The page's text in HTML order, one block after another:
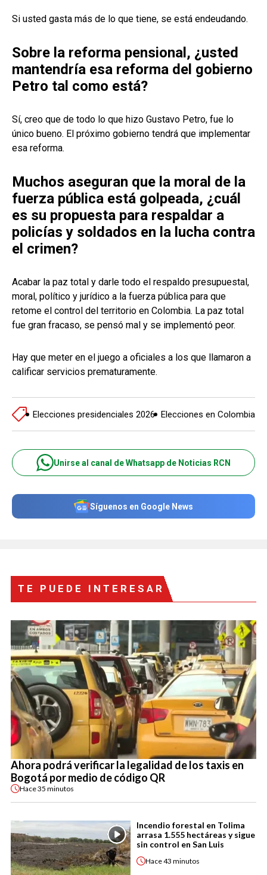
Si usted gasta más de lo que tiene, se está endeudando.
Sobre la reforma pensional, ¿usted
mantendría esa reforma del gobierno
Petro tal como está?
Sí, creo que de todo lo que hizo Gustavo Petro, fue lo
único bueno. El próximo gobierno tendrá que implementar
esa reforma.
Muchos aseguran que la moral de la
fuerza pública está golpeada, ¿cuál
es su propuesta para respaldar a
policías y soldados en la lucha contra
el crimen?
Acabar la paz total y darle todo el respaldo presupuestal,
moral, político y jurídico a la fuerza pública para que
retome el control del territorio en Colombia. La paz total
fue gran fracaso, se pensó mal y se implementó peor.
Hay que meter en el juego a oficiales a los que llamaron a
calificar servicios prematuramente.
Elecciones presidenciales 2026 Elecciones en Colombia
Unirse al canal de Whatsapp de Noticias RCN
Síguenos en Google News
TE PUEDE INTERESAR
Ahora podrá verificar la legalidad de los taxis en
Bogotá por medio de código QR
Hace35 minutos
Incendio forestal en Tolima
arrasa 1.555 hectáreas y sigue
sin control en San Luis
Hace43 minutos